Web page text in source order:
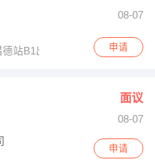
08-07
站B1出口
申请
面议
08-07
申请